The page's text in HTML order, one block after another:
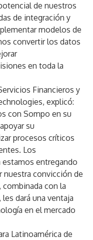
de nuestros
de integración y
modelos de
convertir los datos
en toda la
Financieros y
explicó:
con Sompo en su
su
procesos críticos
Los
entregando
nuestra convicción de
combinada con la
dará una ventaja
en el mercado
Latinoamérica de